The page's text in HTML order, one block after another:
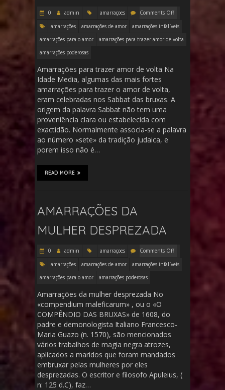
0 admin amarraçoes
Comments Off
amarrações
amarrações de amor
amarrações infalíveis
amarrações para o amor
amarrações para trazer amor de volta
amarrações poderosas
Amarrações para trazer amor de volta Na
Idade Media, algumas das mais fortes
amarrações para trazer o amor de volta,
eram celebradas nos Sabbat das bruxas. A
origem da palavra Sabbat não tem uma
proveniência clara ou estabelecida com
exactidão. Normalmente associa-se a palavra
ao número «sete» da tradição judaica, e
porem isso não é…
READ MORE
AMARRAÇÕES DA
MULHER DESPREZADA
0 admin amarraçoes
Comments Off
amarrações
amarrações de amor
amarrações infalíveis
amarrações para o amor
amarrações poderosas
Amarrações da mulher desprezada No
«compendium maleficarum» , ou o «O
COMPÊNDIO DAS BRUXAS» de 1608, do
padre e demonologista Italiano Francesco-
Maria Guazo (n. 1570), são mencionados
vários trabalhos de magia negra atrozes,
aplicados a maridos que foram mandados
embruxar pelas mulheres por eles
desprezadas. O escritor e filosofo Apuleius, (
n: 125 d.C), faz…